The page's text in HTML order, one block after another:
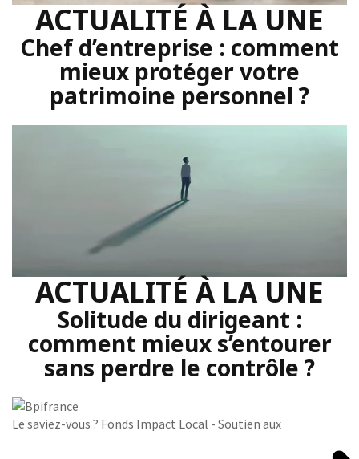
ACTUALITÉ À LA UNE
Chef d’entreprise : comment
mieux protéger votre
patrimoine personnel ?
ACTUALITÉ À LA UNE
Solitude du dirigeant :
comment mieux s’entourer
sans perdre le contrôle ?
Le saviez-vous ? Fonds Impact Local - Soutien aux